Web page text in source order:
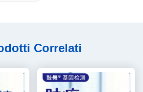
Correlati